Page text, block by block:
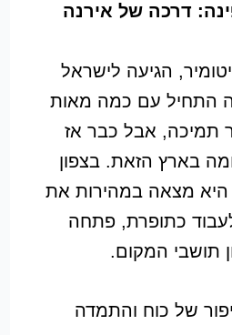
דרכה של אירנה
הגיעה לישראל
שלה התחיל עם כמה מאות
תמיכה, אבל כבר אז
בארץ הזאת. בצפון
מצאה במהירות את
כתופרת, פתחה
תושבי המקום.
של כוח והתמדה